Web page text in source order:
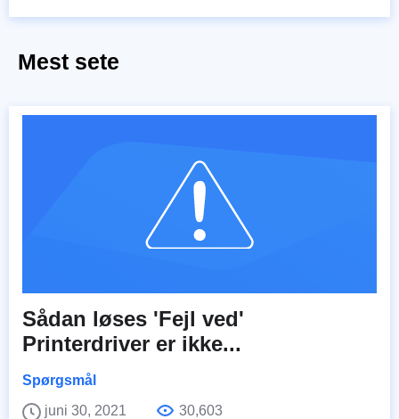
Mest sete
Sådan løses 'Fejl ved'
Printerdriver er ikke...
Spørgsmål
juni 30, 2021
30,603